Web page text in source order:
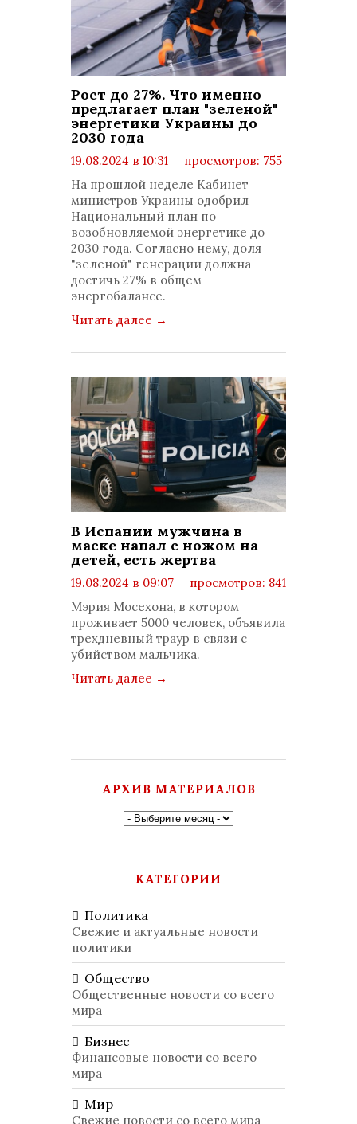
Рост до 27%. Что именно
предлагает план "зеленой"
энергетики Украины до
2030 года
19.08.2024 в 10:31
просмотров: 755
комментариев: 0
На прошлой неделе Кабинет
министров Украины одобрил
Национальный план по
возобновляемой энергетике до
2030 года. Согласно нему, доля
"зеленой" генерации должна
достичь 27% в общем
энергобалансе.
Читать далее →
В Испании мужчина в
маске напал с ножом на
детей, есть жертва
19.08.2024 в 09:07
просмотров: 841
комментариев: 0
Мэрия Мосехона, в котором
проживает 5000 человек, объявила
трехдневный траур в связи с
убийством мальчика.
Читать далее →
АРХИВ МАТЕРИАЛОВ
КАТЕГОРИИ
Политика
Свежие и актуальные новости
политики
Общество
Общественные новости со всего
мира
Бизнес
Финансовые новости со всего
мира
Мир
Свежие новости со всего мира